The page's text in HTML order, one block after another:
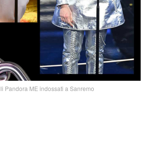
Pandora ME indossati a Sanremo